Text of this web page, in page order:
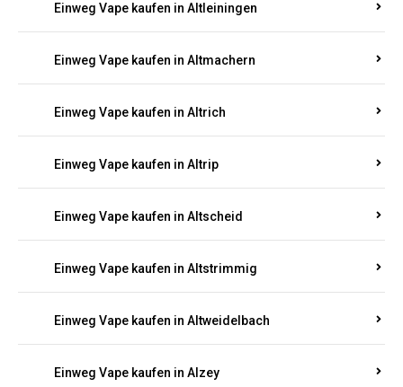
Einweg Vape kaufen in Altleiningen
Einweg Vape kaufen in Altmachern
Einweg Vape kaufen in Altrich
Einweg Vape kaufen in Altrip
Einweg Vape kaufen in Altscheid
Einweg Vape kaufen in Altstrimmig
Einweg Vape kaufen in Altweidelbach
Einweg Vape kaufen in Alzey